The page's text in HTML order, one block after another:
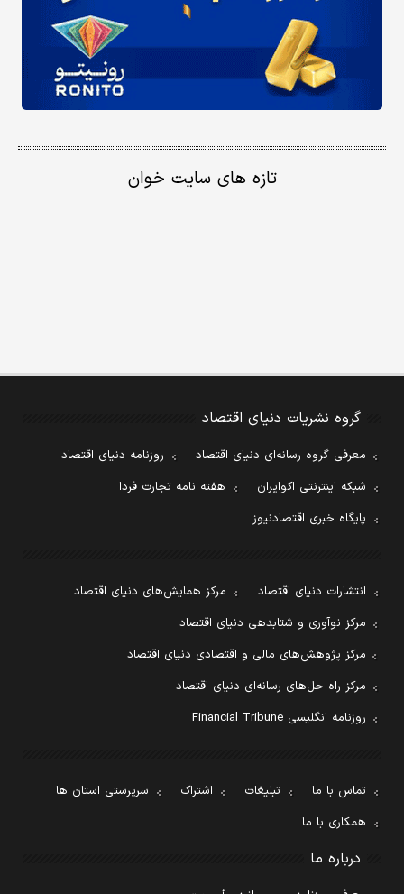
تازه های سایت خوان
گروه نشریات دنیای اقتصاد
معرفی گروه رسانه‌ای دنیای اقتصاد
روزنامه دنیای اقتصاد
شبکه اینترنتی اکوایران
هفته نامه تجارت فردا
پایگاه خبری اقتصادنیوز
انتشارات دنیای اقتصاد
مرکز همایش‌های دنیای اقتصاد
مرکز نوآوری و شتابدهی دنیای اقتصاد
مرکز پژوهش‌های مالی و اقتصادی دنیای اقتصاد
مرکز راه حل‌های رسانه‌ای دنیای اقتصاد
روزنامه انگلیسی Financial Tribune
تماس با ما تبلیغات اشتراک
سرپرستی استان ها
همکاری با ما
درباره ما